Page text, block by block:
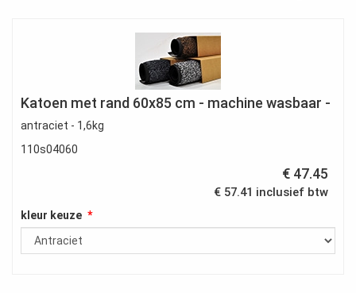
Katoen met rand 60x85 cm - machine wasbaar -
antraciet - 1,6kg
110s04060
€ 47.45
€ 57.41 inclusief btw
kleur keuze